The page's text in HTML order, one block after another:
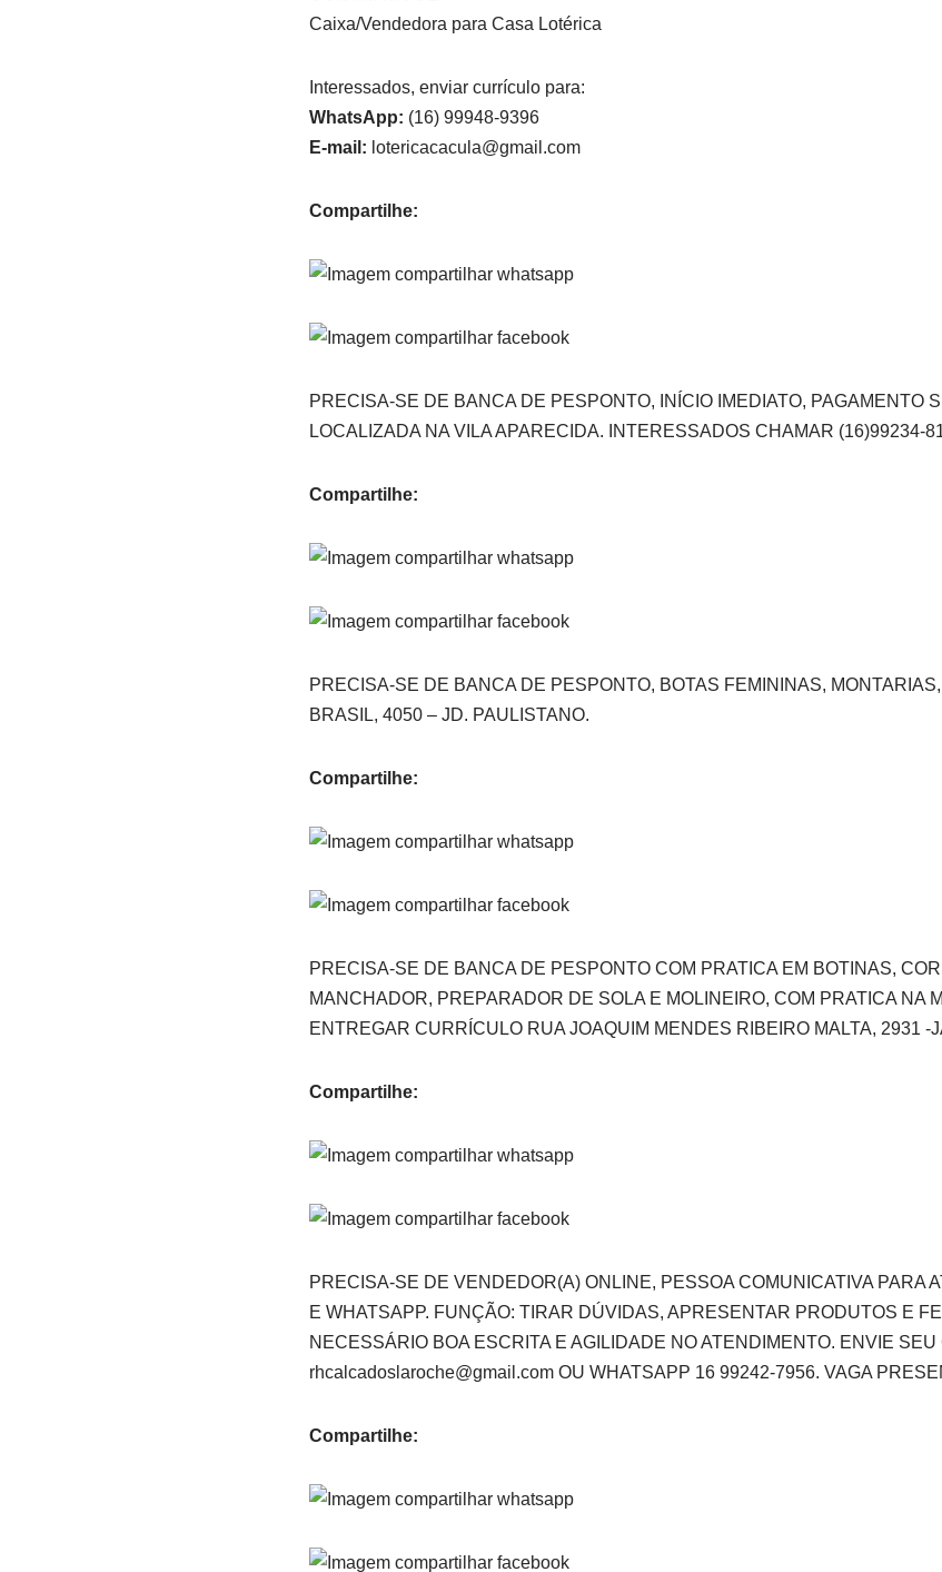
Caixa/Vendedora para Casa Lotérica
Interessados, enviar currículo para:
WhatsApp: (16) 99948-9396
E-mail: lotericacacula@gmail.com
Compartilhe:
PRECISA-SE DE BANCA DE PESPONTO, INÍCIO IMEDIATO, PAGAMENTO
LOCALIZADA NA VILA APARECIDA. INTERESSADOS CHAMAR (16)99234-
Compartilhe:
PRECISA-SE DE BANCA DE PESPONTO, BOTAS FEMININAS,
BRASIL, 4050 – JD. PAULISTANO.
Compartilhe:
PRECISA-SE DE BANCA DE PESPONTO COM PRATICA EM BOTINAS,
MANCHADOR, PREPARADOR DE SOLA E MOLINEIRO, COM PRATICA NA
ENTREGAR CURRÍCULO RUA JOAQUIM MENDES RIBEIRO MALTA, 2931 -
Compartilhe:
PRECISA-SE DE VENDEDOR(A) ONLINE, PESSOA COMUNICATIVA PARA
E WHATSAPP. FUNÇÃO: TIRAR DÚVIDAS, APRESENTAR PRODUTOS E
NECESSÁRIO BOA ESCRITA E AGILIDADE NO ATENDIMENTO. ENVIE
rhcalcadoslaroche@gmail.com OU WHATSAPP 16 99242-7956. VAGA
Compartilhe: